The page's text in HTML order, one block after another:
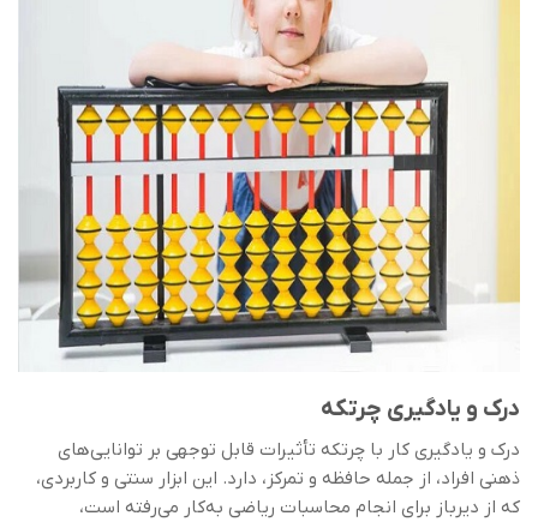
درک و یادگیری چرتکه
درک و یادگیری کار با چرتکه تأثیرات قابل توجهی بر توانایی‌های
ذهنی افراد، از جمله حافظه و تمرکز، دارد. این ابزار سنتی و کاربردی،
که از دیرباز برای انجام محاسبات ریاضی به‌کار می‌رفته است،